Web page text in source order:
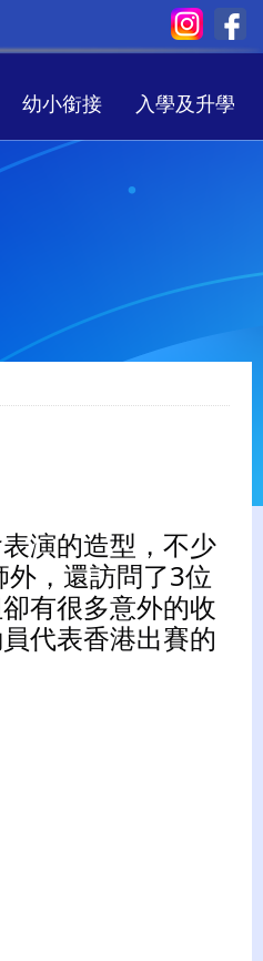
幼小銜接 入學及升學
演的造型，不少
，還訪問了3位
有很多意外的收
代表香港出賽的